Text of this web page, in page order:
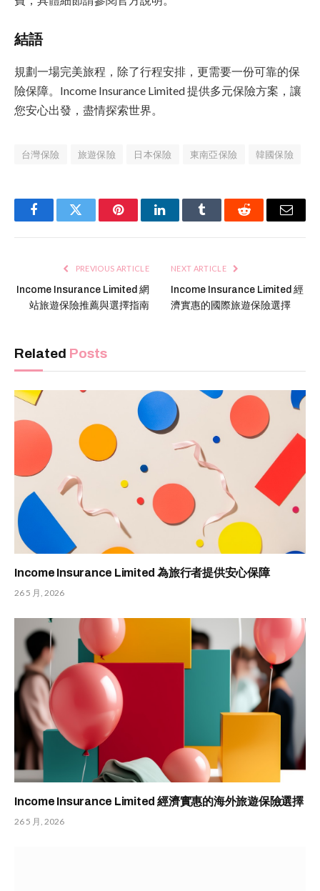
結語
規劃一場完美旅程，除了行程安排，更需要一份可靠的保
險保障。Income Insurance Limited 提供多元保險方案，讓
您安心出發，盡情探索世界。
台灣保險 旅遊保險 日本保險 東南亞保險 韓國保險
FacebookTwitter PinterestLinkedInTumblr Reddit Email
PREVIOUS ARTICLE
Income Insurance Limited 網
站旅遊保險推薦與選擇指南
NEXT ARTICLE
Income Insurance Limited 經
濟實惠的國際旅遊保險選擇
Related Posts
Income Insurance Limited 為旅行者提供安心保障
26 5 月, 2026
Income Insurance Limited 經濟實惠的海外旅遊保險選擇
26 5 月, 2026